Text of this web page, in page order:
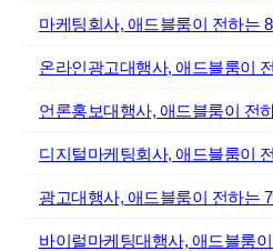
마케팅회사, 애드블룸이 전하는
온라인광고대행사, 애드블룸이
언론홍보대행사, 애드블룸이 전
디지털마케팅회사, 애드블룸이
광고대행사, 애드블룸이 전하는
바이럴마케팅대행사, 애드블룸